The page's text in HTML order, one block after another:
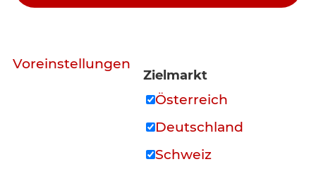
Voreinstellungen
Zielmarkt
Österreich
Deutschland
Schweiz